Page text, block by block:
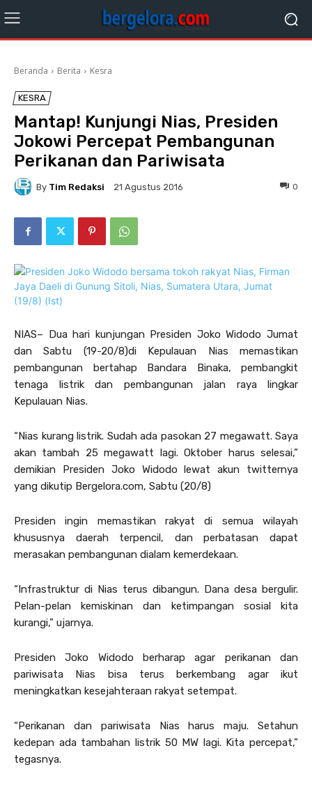
Beranda Berita Kesra
KESRA
Mantap! Kunjungi Nias, Presiden
Jokowi Percepat Pembangunan
Perikanan dan Pariwisata
By Tim Redaksi 21 Agustus 2016 0
NIAS– Dua hari kunjungan Presiden Joko Widodo Jumat
dan Sabtu (19-20/8)di Kepulauan Nias memastikan
pembangunan bertahap Bandara Binaka, pembangkit
tenaga listrik dan pembangunan jalan raya lingkar
Kepulauan Nias.
“Nias kurang listrik. Sudah ada pasokan 27 megawatt. Saya
akan tambah 25 megawatt lagi. Oktober harus selesai,”
demikian Presiden Joko Widodo lewat akun twitternya
yang dikutip Bergelora.com, Sabtu (20/8)
Presiden ingin memastikan rakyat di semua wilayah
khususnya daerah terpencil, dan perbatasan dapat
merasakan pembangunan dialam kemerdekaan.
“Infrastruktur di Nias terus dibangun. Dana desa bergulir.
Pelan-pelan kemiskinan dan ketimpangan sosial kita
kurangi,” ujarnya.
Presiden Joko Widodo berharap agar perikanan dan
pariwisata Nias bisa terus berkembang agar ikut
meningkatkan kesejahteraan rakyat setempat.
“Perikanan dan pariwisata Nias harus maju. Setahun
kedepan ada tambahan listrik 50 MW lagi. Kita percepat,”
tegasnya.